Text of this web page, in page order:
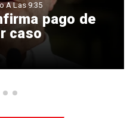
pago de
caso
A Las 9:35